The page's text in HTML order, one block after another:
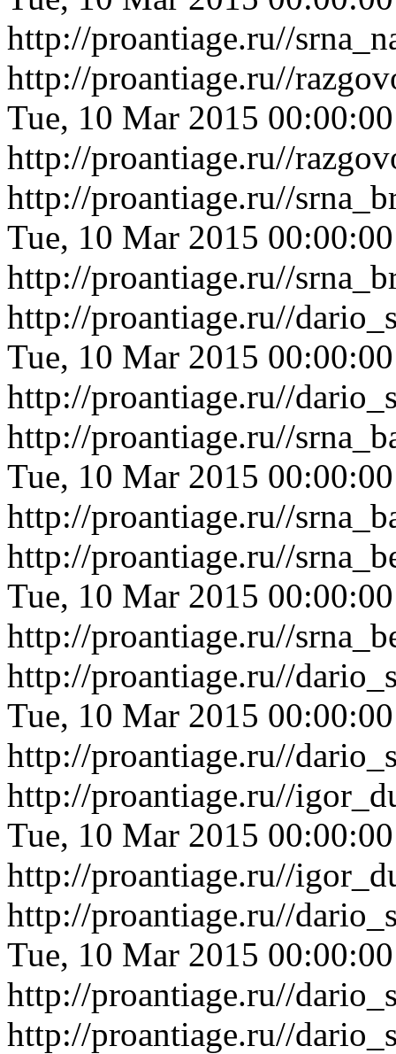
http://proantiage.ru//
http://proantiage.ru//
Tue, 10 Mar 2015
http://proantiage.ru//
http://proantiage.ru//
Tue, 10 Mar 2015
http://proantiage.ru//
http://proantiage.ru//
Tue, 10 Mar 2015
http://proantiage.ru//
http://proantiage.ru//
Tue, 10 Mar 2015
http://proantiage.ru//
http://proantiage.ru//
Tue, 10 Mar 2015
http://proantiage.ru//
http://proantiage.ru//
Tue, 10 Mar 2015
http://proantiage.ru//
http://proantiage.ru//
Tue, 10 Mar 2015
http://proantiage.ru//
http://proantiage.ru//
Tue, 10 Mar 2015
http://proantiage.ru//
http://proantiage.ru//